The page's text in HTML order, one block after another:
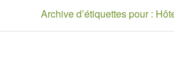
Archive d’étiquettes pour :